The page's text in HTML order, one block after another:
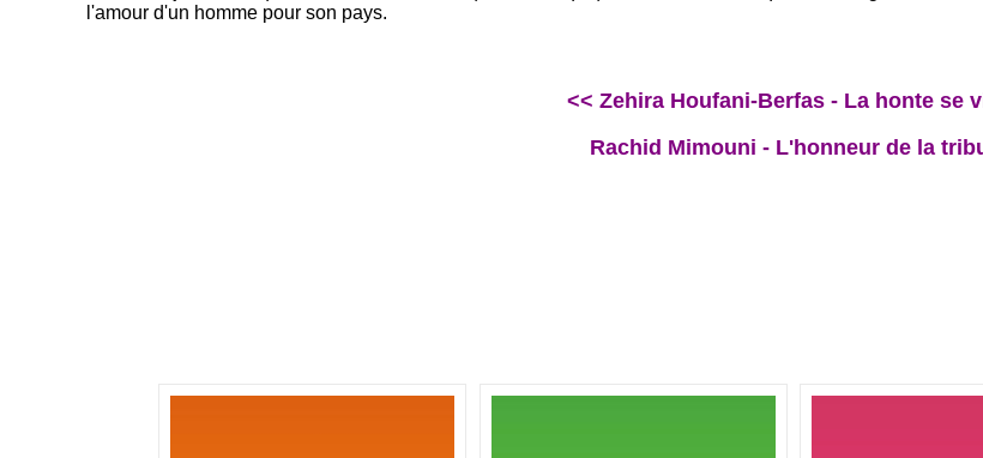
l'amour d'un homme pour son pays.
<< Zehira Houfani-Berfas - La honte se
Rachid Mimouni - L'honneur de la